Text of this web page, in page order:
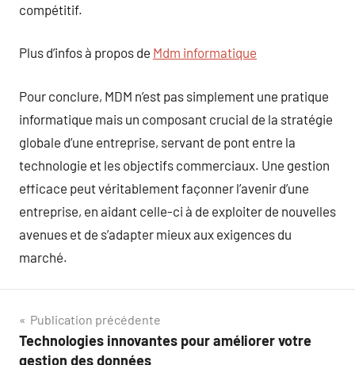
compétitif.
Plus d’infos à propos de Mdm informatique
Pour conclure, MDM n’est pas simplement une pratique
informatique mais un composant crucial de la stratégie
globale d’une entreprise, servant de pont entre la
technologie et les objectifs commerciaux. Une gestion
efficace peut véritablement façonner l’avenir d’une
entreprise, en aidant celle-ci à de exploiter de nouvelles
avenues et de s’adapter mieux aux exigences du
marché.
Navigation
de
Publication précédente
Technologies innovantes pour améliorer votre
gestion des données